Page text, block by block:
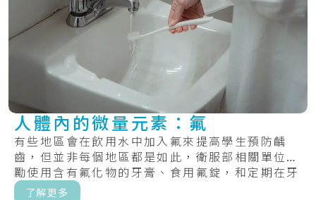
人體內的微量元素：氟
有些地區會在飲用水中加入氟來提高學生預防齲
齒，但並非每個地區都是如此，衛服部相關單位鼓
勵使用含有氟化物的牙膏、食用氟錠，和定期在牙
齒上塗.....
了解更多